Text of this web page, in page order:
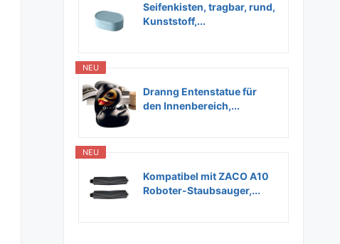
Seifenkisten, tragbar, rund,
Kunststoff,...
NEU
Dranng Entenstatue für
den Innenbereich,...
NEU
Kompatibel mit ZACO A10
Roboter-Staubsauger,...